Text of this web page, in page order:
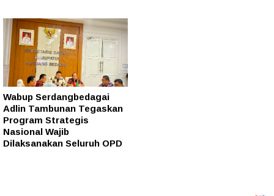
Wabup Serdangbedagai
Adlin Tambunan Tegaskan
Program Strategis
Nasional Wajib
Dilaksanakan Seluruh OPD